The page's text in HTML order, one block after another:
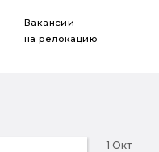
Вакансии
на релокацию
1 Окт